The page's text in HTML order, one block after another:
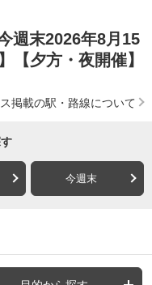
週末2026年8月15
【夕方・夜開催】
掲載の駅・路線について
今週末